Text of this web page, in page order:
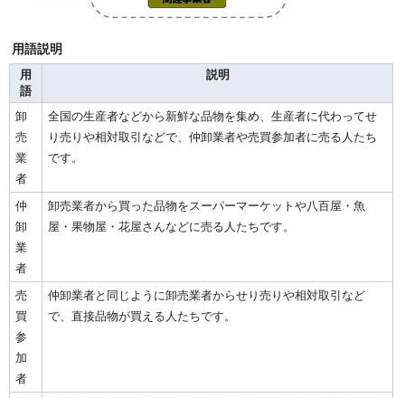
用語説明
用
語
説明
卸
売
業
者
全国の生産者などから新鮮な品物を集め、生産者に代わってせ
り売りや相対取引などで、仲卸業者や売買参加者に売る人たち
です。
仲
卸
業
者
卸売業者から買った品物をスーパーマーケットや八百屋・魚
屋・果物屋・花屋さんなどに売る人たちです。
売
買
参
加
者
仲卸業者と同じように卸売業者からせり売りや相対取引など
で、直接品物が買える人たちです。